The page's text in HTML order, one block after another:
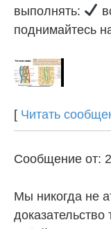
выполнять:
поднимайтесь
[ Читать
Сообщение от:
Мы никогда не
доказательство